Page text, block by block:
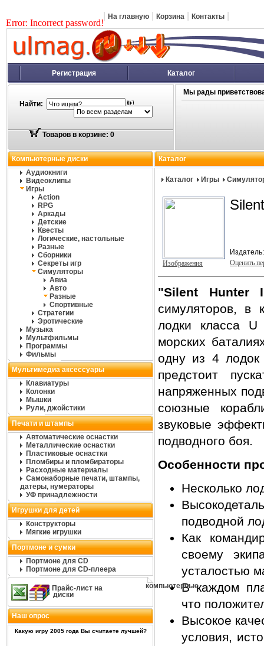
Error: Incorrect password!
На главную Корзина Контакты
Регистрация Каталог
Найти:
Товаров в корзине: 0
Мы рады
Компьютерные диски
Аудиокниги
Видеоклипы
Игры
Action
RPG
Аркады
Детские
Квесты
Логические, настольные
Разные
Сборники
Секреты игр
Симуляторы
Авиа
Авто
Разные
Спортивные
Стратегии
Эротические
Музыка
Мультфильмы
Программы
Фильмы
Мультимедиа аксессуары
Клавиатуры
Колонки
Мышки
Рули, джойстики
Печати и штампы
Автоматические оснастки
Металлические оснастки
Пластиковые оснастки
Пломбиры и пломбираторы
Расходные материалы
Самонаборные печати, штампы,
датеры, нумераторы
УФ принадлежности
Игрушки для детей
Конструкторы
Мягкие игрушки
Портмоне и сумки
Портмоне для CD
Портмоне для CD-плеера
Прайс-лист на
компьютерные
диски
Наш опрос
Какую игру 2005 года Вы считаете лучшей?
Каталог
Каталог Игры
Изображения
Оценить
"Silent Hunter
симуляторов, в
лодки класса U
морских
одну из 4 лодок
предстоит
напряженных
союзные
звуковые
подводного боя.
Особенности
Несколько
подводной
Как
своему
усталостью
В каждом
что
Высокое
условия,